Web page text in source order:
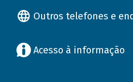
Outros telefones e
Acesso à informação